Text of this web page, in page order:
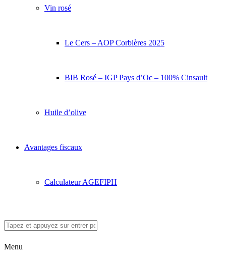
Vin rosé
Le Cers – AOP Corbières 2025
BIB Rosé – IGP Pays d’Oc – 100% Cinsault
Huile d’olive
Avantages fiscaux
Calculateur AGEFIPH
Menu